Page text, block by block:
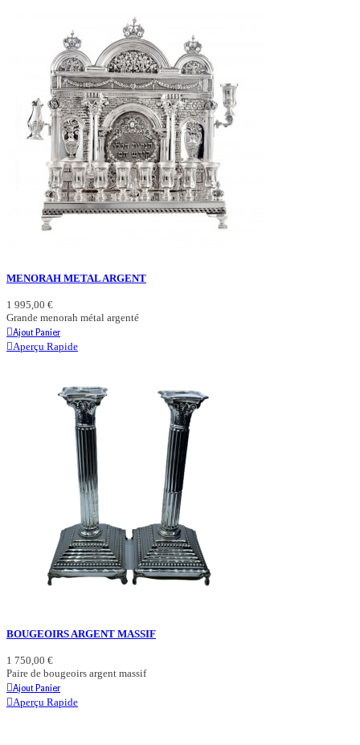
MENORAH METAL ARGENT
1 995,00 €
Grande menorah métal argenté
Ajout Panier
Aperçu Rapide
BOUGEOIRS ARGENT MASSIF
1 750,00 €
Paire de bougeoirs argent massif
Ajout Panier
Aperçu Rapide